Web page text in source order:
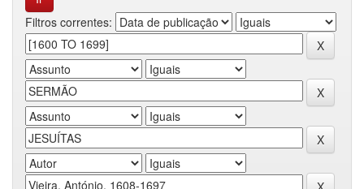
Filtros correntes: